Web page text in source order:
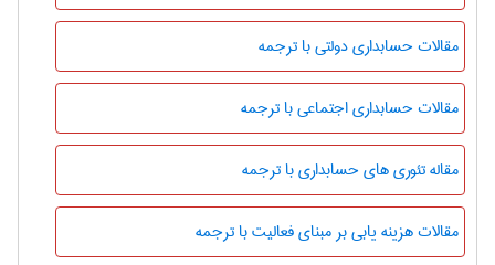
مقالات حسابداری دولتی با ترجمه
مقالات حسابداری اجتماعی با ترجمه
مقاله تئوری های حسابداری با ترجمه
مقالات هزینه یابی بر مبنای فعالیت با ترجمه